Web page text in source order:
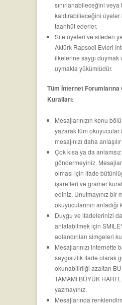
sınırlanabileceğini veya
kaldırabilieceğini
taahhüt ederler.
Site üyeleri ve siteden
Aktürk Rapsodi Evleri
ilkelerine saygı duymak
uymakla yükümlüdür.
Tüm İnternet Forumlarına
Kuralları:
Mesajlarınızın konu
yazarak tüm okuyucular
mesajınızı daha anlaşılır
Çok kısa ya da
göndermeyiniz.
olması için ifade
işaretleri ve gramer
ediniz. Unutmayınız bir
okuyucularının anladığı
Duygu ve ifadelerinizi
anlatabilmek için
adlandırılan simgeleri
Mesajlarınızı internette
saygısızlık ifade olarak
okunabilirliği azaltan
TAMAMI BÜYÜK
yazmayınız.
Mesajlarında